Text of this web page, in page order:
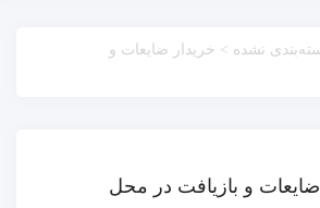
نشده > خریدار ضایعات و
ضایعات و بازیافت در محل